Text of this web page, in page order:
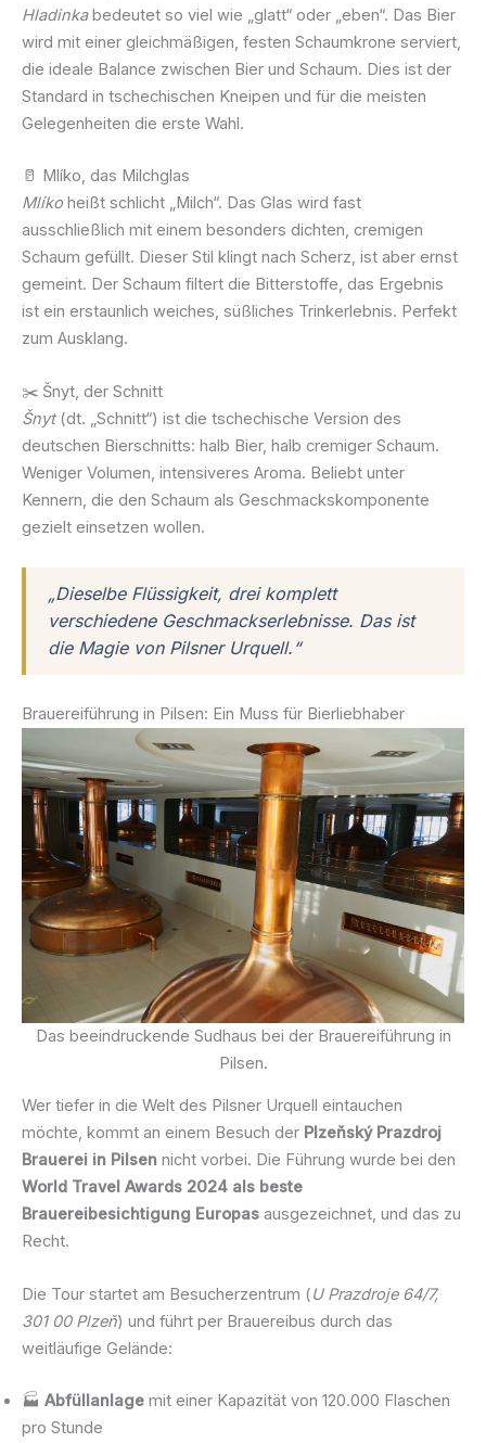
Hladinkabedeutet so viel wie „glatt“ oder „eben“. Das Bier
wird mit einer gleichmäßigen, festen Schaumkrone serviert,
die ideale Balance zwischen Bier und Schaum. Dies ist der
Standard in tschechischen Kneipen und für die meisten
Gelegenheiten die erste Wahl.
🥛 Mlíko, das Milchglas
Mlíko heißt schlicht „Milch“. Das Glas wird fast
ausschließlich mit einem besonders dichten, cremigen
Schaum gefüllt. Dieser Stil klingt nach Scherz, ist aber ernst
gemeint. Der Schaum filtert die Bitterstoffe, das Ergebnis
ist ein erstaunlich weiches, süßliches Trinkerlebnis. Perfekt
zum Ausklang.
✂️ Šnyt, der Schnitt
Šnyt(dt. „Schnitt“) ist die tschechische Version des
deutschen Bierschnitts: halb Bier, halb cremiger Schaum.
Weniger Volumen, intensiveres Aroma. Beliebt unter
Kennern, die den Schaum als Geschmackskomponente
gezielt einsetzen wollen.
„Dieselbe Flüssigkeit, drei komplett
verschiedene Geschmackserlebnisse. Das ist
die Magie von Pilsner Urquell.“
Brauereiführung in Pilsen: Ein Muss für Bierliebhaber
Das beeindruckende Sudhaus bei der Brauereiführung in
Pilsen.
Wer tiefer in die Welt des Pilsner Urquell eintauchen
möchte, kommt an einem Besuch der Plzeňský Prazdroj
Brauerei in Pilsen nicht vorbei. Die Führung wurde bei den
World Travel Awards 2024 als beste
Brauereibesichtigung Europas ausgezeichnet, und das zu
Recht.
Die Tour startet am Besucherzentrum (U Prazdroje 64/7,
301 00 Plzeň) und führt per Brauereibus durch das
weitläufige Gelände:
🏭 Abfüllanlage mit einer Kapazität von 120.000 Flaschen
pro Stunde